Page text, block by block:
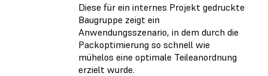
Diese für ein internes Projekt gedruckte
Baugruppe zeigt ein
Anwendungsszenario, in dem durch die
Packoptimierung so schnell wie
mühelos eine optimale Teileanordnung
erzielt wurde.